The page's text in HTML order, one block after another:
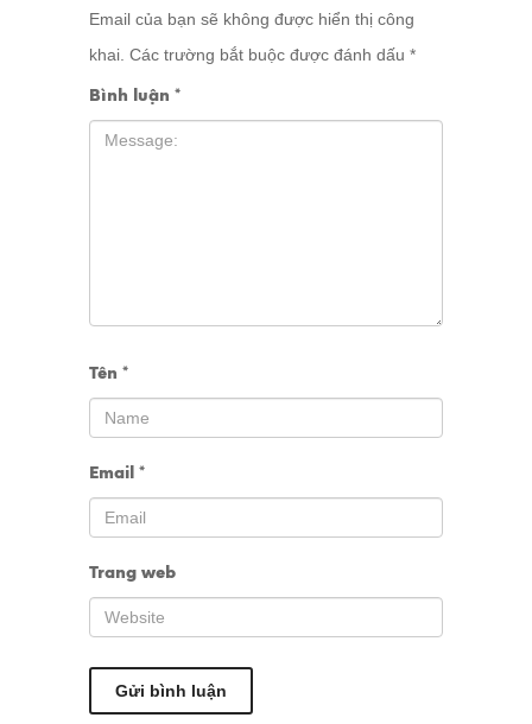
Email của bạn sẽ không được hiển thị công
khai. Các trường bắt buộc được đánh dấu *
Bình luận *
Tên *
Email *
Trang web